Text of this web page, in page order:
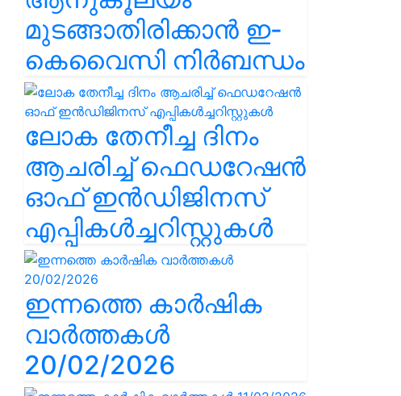
മുടങ്ങാതിരിക്കാൻ ഇ-
കെവൈസി നിർബന്ധം
ലോക തേനീച്ച ദിനം
ആചരിച്ച് ഫെഡറേഷൻ
ഓഫ് ഇൻഡിജിനസ്
എപ്പികൾച്ചറിസ്റ്റുകൾ
ഇന്നത്തെ കാർഷിക
വാർത്തകൾ
20/02/2026